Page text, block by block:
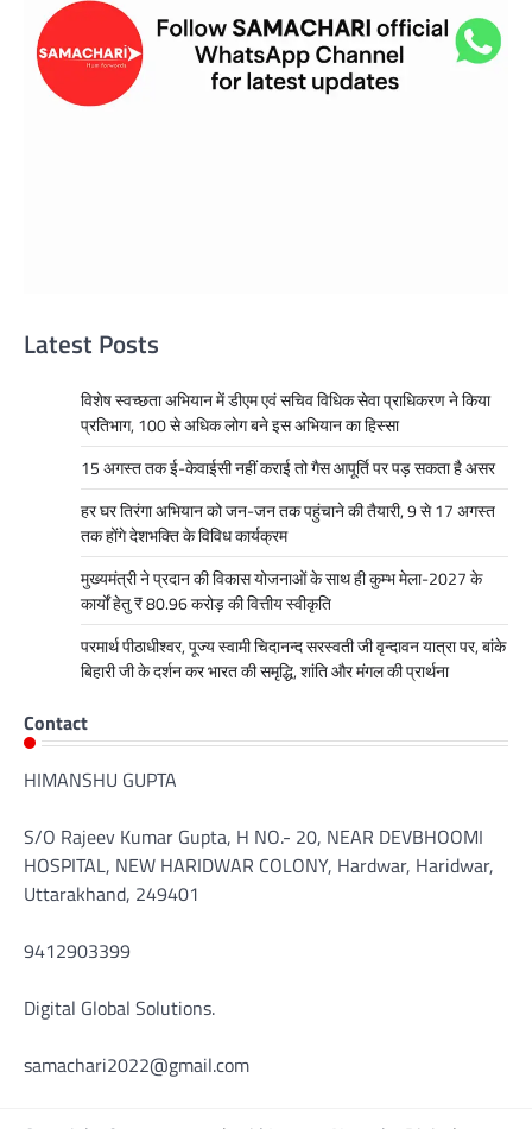
Latest Posts
विशेष स्वच्छता अभियान में डीएम एवं सचिव विधिक सेवा प्राधिकरण ने किया
प्रतिभाग, 100 से अधिक लोग बने इस अभियान का हिस्सा
15 अगस्त तक ई-केवाईसी नहीं कराई तो गैस आपूर्ति पर पड़ सकता है असर
हर घर तिरंगा अभियान को जन-जन तक पहुंचाने की तैयारी, 9 से 17 अगस्त
तक होंगे देशभक्ति के विविध कार्यक्रम
मुख्यमंत्री ने प्रदान की विकास योजनाओं के साथ ही कुम्भ मेला-2027 के
कार्यों हेतु ₹ 80.96 करोड़ की वित्तीय स्वीकृति
परमार्थ पीठाधीश्वर, पूज्य स्वामी चिदानन्द सरस्वती जी वृन्दावन यात्रा पर, बांके
बिहारी जी के दर्शन कर भारत की समृद्धि, शांति और मंगल की प्रार्थना
Contact
HIMANSHU GUPTA
S/O Rajeev Kumar Gupta, H NO.- 20, NEAR DEVBHOOMI
HOSPITAL, NEW HARIDWAR COLONY, Hardwar, Haridwar,
Uttarakhand, 249401
9412903399
Digital Global Solutions.
samachari2022@gmail.com